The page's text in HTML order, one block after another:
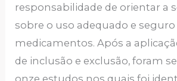
responsabilidade de orientar a
sobre o uso adequado e seguro
medicamentos. Após a
de inclusão e exclusão, foram
onze estudos nos quais foi